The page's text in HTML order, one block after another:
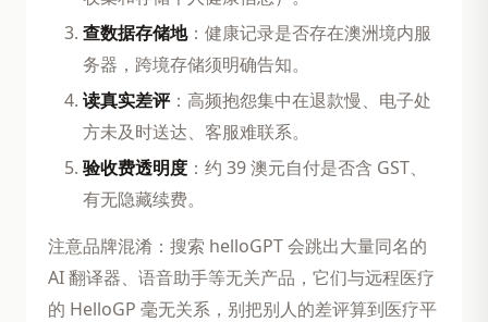
查数据存储地：健康记录是否存在澳洲境内服
务器，跨境存储须明确告知。
读真实差评：高频抱怨集中在退款慢、电子处
方未及时送达、客服难联系。
验收费透明度 ：约 39 澳元自付是否含 GST、
有无隐藏续费。
注意品牌混淆：搜索 helloGPT 会跳出大量同名的
AI 翻译器、语音助手等无关产品，它们与远程医疗
的 HelloGP 毫无关系，别把别人的差评算到医疗平